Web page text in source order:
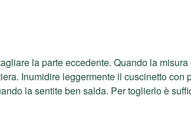
la parte eccedente. Quando la
Inumidire leggermente il cuscinetto
la sentite ben salda. Per toglierlo è